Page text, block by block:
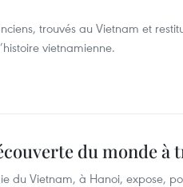
trouvés au Vietnam et
vietnamienne.
du monde à
du Vietnam, à Hanoi, expose,